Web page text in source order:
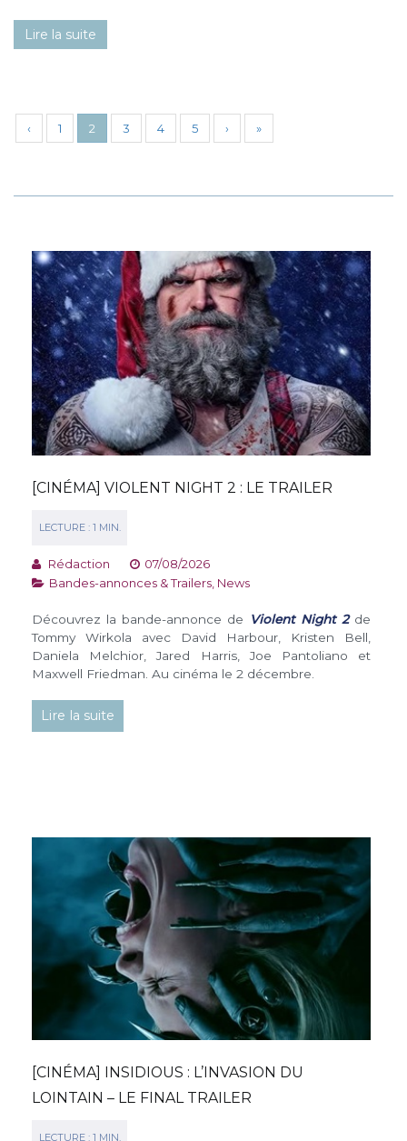
Lire la suite
‹ 1 2 3 4 5 › »
[CINÉMA] VIOLENT NIGHT 2 : LE TRAILER
Rédaction
07/08/2026
Bandes-annonces & Trailers News
Découvrez la bande-annonce de Violent Night 2de
Tommy Wirkola avec David Harbour, Kristen Bell,
Daniela Melchior, Jared Harris, Joe Pantoliano et
Maxwell Friedman. Au cinéma le 2 décembre.
Lire la suite
[CINÉMA] INSIDIOUS : L’INVASION DU
LOINTAIN – LE FINAL TRAILER